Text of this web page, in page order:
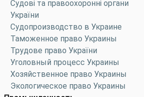
Судові та правоохоронні органи
України
Судопроизводство в Украине
Таможенное право Украины
Трудове право України
Уголовный процесс Украины
Хозяйственное право Украины
Экологическое право Украины